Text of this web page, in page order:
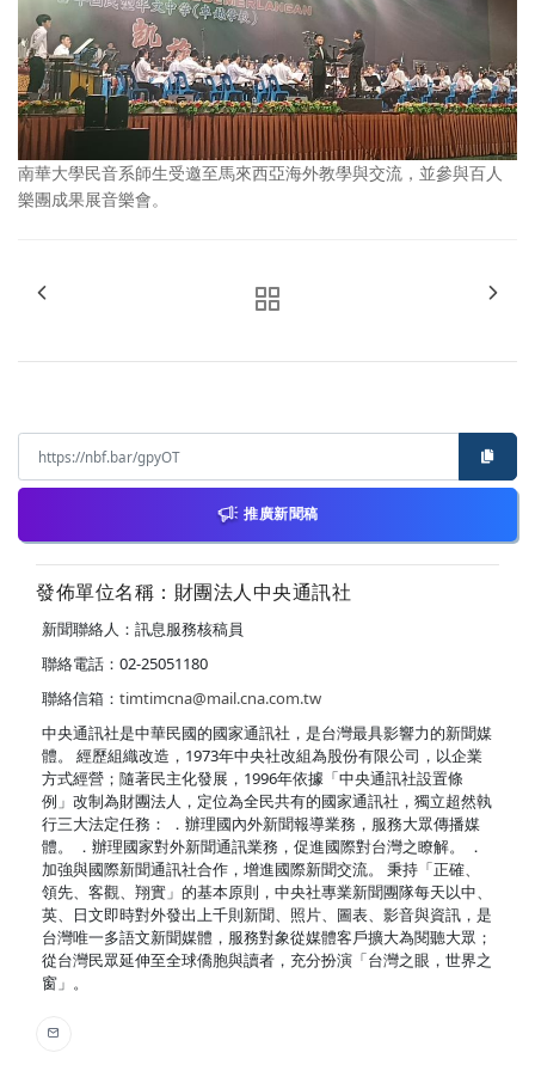
南華大學民音系師生受邀至馬來西亞海外教學與交流，並參與百人
樂團成果展音樂會。
推廣新聞稿
發佈單位名稱：財團法人中央通訊社
新聞聯絡人：訊息服務核稿員
聯絡電話：02-25051180
聯絡信箱： timtimcna@mail.cna.com.tw
中央通訊社是中華民國的國家通訊社，是台灣最具影響力的新聞媒
體。 經歷組織改造，1973年中央社改組為股份有限公司，以企業
方式經營；隨著民主化發展，1996年依據「中央通訊社設置條
例」改制為財團法人，定位為全民共有的國家通訊社，獨立超然執
行三大法定任務： ．辦理國內外新聞報導業務，服務大眾傳播媒
體。 ．辦理國家對外新聞通訊業務，促進國際對台灣之瞭解。 ．
加強與國際新聞通訊社合作，增進國際新聞交流。 秉持「正確、
領先、客觀、翔實」的基本原則，中央社專業新聞團隊每天以中、
英、日文即時對外發出上千則新聞、照片、圖表、影音與資訊，是
台灣唯一多語文新聞媒體，服務對象從媒體客戶擴大為閱聽大眾；
從台灣民眾延伸至全球僑胞與讀者，充分扮演「台灣之眼，世界之
窗」。